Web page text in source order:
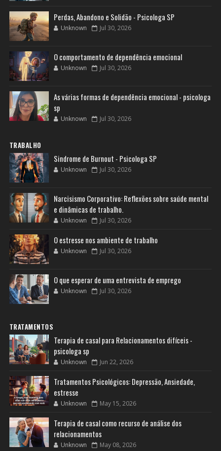
Perdas, Abandono e Solidão - Psicologa SP
Unknown Jul 30, 2026
O comportamento de dependência emocional
Unknown Jul 30, 2026
As várias formas de dependência emocional - psicologa
sp
Unknown Jul 30, 2026
TRABALHO
Sindrome de Burnout - Psicologa SP
Unknown Jul 30, 2026
Narcisismo Corporativo: Reflexões sobre saúde mental
e dinâmicas de trabalho.
Unknown Jul 30, 2026
O estresse nos ambiente de trabalho
Unknown Jul 30, 2026
O que esperar de uma entrevista de emprego
Unknown Jul 30, 2026
TRATAMENTOS
Terapia de casal para Relacionamentos difíceis -
psicologa sp
Unknown Jun 22, 2026
Tratamentos Psicológicos: Depressão, Ansiedade,
estresse
Unknown May 15, 2026
Terapia de casal como recurso de análise dos
relacionamentos
Unknown May 08, 2026